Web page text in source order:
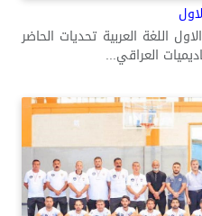
اللغة العربية تحديات الحاضر
العراقي...